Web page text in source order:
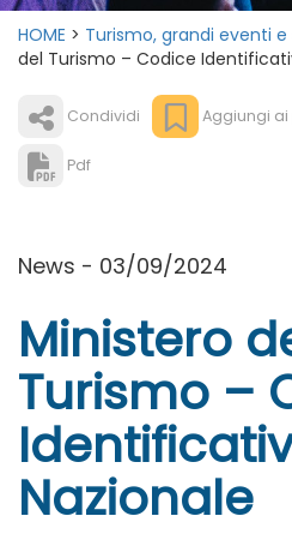
HOME > Turismo, grandi eventi e
del Turismo – Codice
Condividi Aggiungi
Pdf
News - 03/09/2024
Ministero
Turismo –
Nazionale